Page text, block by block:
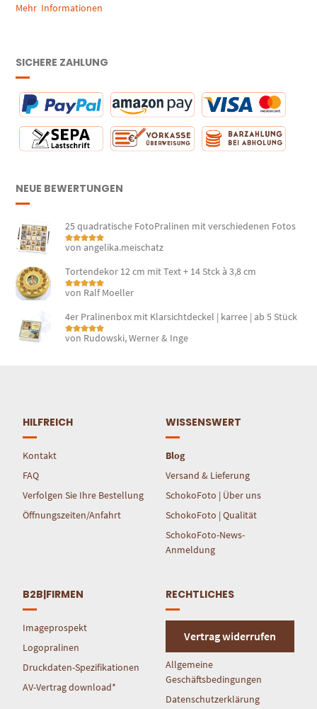
Mehr Informationen
SICHERE ZAHLUNG
NEUE BEWERTUNGEN
25 quadratische FotoPralinen mit verschiedenen Fotos
Bewertet mit
von angelika.meischatz
Tortendekor 12 cm mit Text + 14 Stck à 3,8 cm
Bewertet mit
von Ralf Moeller
4er Pralinenbox mit Klarsichtdeckel | karree | ab 5 Stück
Bewertet mit
von Rudowski, Werner & Inge
HILFREICH
Kontakt
FAQ
Verfolgen Sie Ihre Bestellung
Öffnungszeiten/Anfahrt
WISSENSWERT
Blog
Versand & Lieferung
SchokoFoto | Über uns
SchokoFoto | Qualität
SchokoFoto-News-
Anmeldung
B2B|FIRMEN
Imageprospekt
Logopralinen
Druckdaten-Spezifikationen
AV-Vertrag download*
RECHTLICHES
Vertrag widerrufen
Allgemeine
Geschäftsbedingungen
Datenschutzerklärung